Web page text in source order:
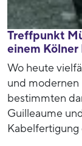
Treffpunkt
einem
Wo heute
und modernen
bestimmten
Guilleaume